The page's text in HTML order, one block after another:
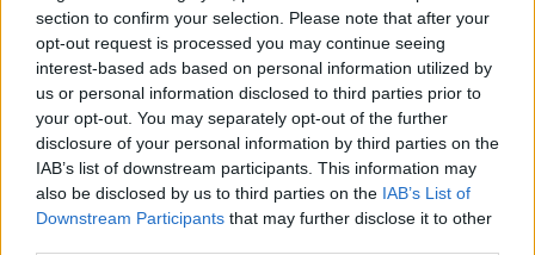
section to confirm your selection. Please note that after your
opt-out request is processed you may continue seeing
interest-based ads based on personal information utilized by
us or personal information disclosed to third parties prior to
your opt-out. You may separately opt-out of the further
disclosure of your personal information by third parties on the
IAB’s list of downstream participants. This information may
also be disclosed by us to third parties on the IAB’s List of
Downstream Participants that may further disclose it to other
Föregående artikel
Larsson and Jennings
klockor – sobra och stilfulla
Nästa artikel
Priset för sämst Engelska
går till…. Al Sharpton!